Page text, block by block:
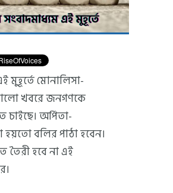
মুহূর্তে মোনালিসা-
খবরে জনগণকে
চাইছে। অর্পিতা-
হয়তো বলির পাঠা হবেন।
হবে না এই